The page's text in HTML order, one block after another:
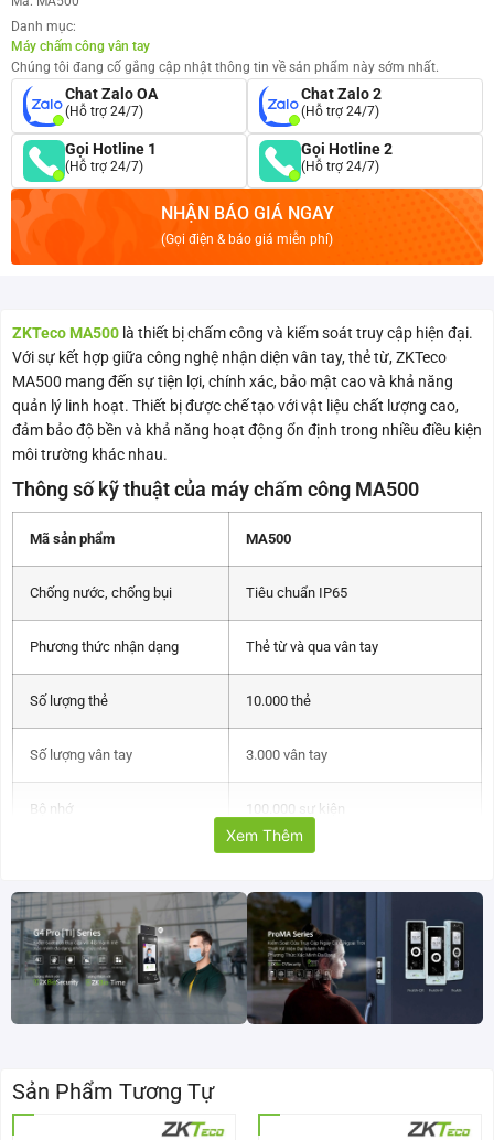
Danh mục:
Máy chấm công vân tay
Chúng tôi đang cố gắng cập nhật thông tin về sản phẩm này sớm nhất.
Chat Zalo OA
(Hỗ trợ 24/7)
Chat Zalo 2
(Hỗ trợ 24/7)
Gọi Hotline 1
(Hỗ trợ 24/7)
Gọi Hotline 2
(Hỗ trợ 24/7)
NHẬN BÁO GIÁ NGAY
(Gọi điện & báo giá miễn phí)
ZKTeco MA500 là thiết bị chấm công và kiểm soát truy cập hiện đại.
Với sự kết hợp giữa công nghệ nhận diện vân tay, thẻ từ, ZKTeco
MA500 mang đến sự tiện lợi, chính xác, bảo mật cao và khả năng
quản lý linh hoạt. Thiết bị được chế tạo với vật liệu chất lượng cao,
đảm bảo độ bền và khả năng hoạt động ổn định trong nhiều điều kiện
môi trường khác nhau.
Thông số kỹ thuật của máy chấm công MA500
Mã sản phẩm MA500
Chống nước, chống bụi Tiêu chuẩn IP65
Phương thức nhận dạng Thẻ từ và qua vân tay
Số lượng thẻ 10.000 thẻ
Số lượng vân tay 3.000 vân tay
Bộ nhớ 100.000 sự kiện
Mỗi lượt chấm công 1 giây
Nhiệt độ hoạt động 0ºC – 45ºC
Độ ẩm 20 – 80 % RH
Nguồn
73 x 148 x 34.5 mm
Xem Thêm
Sản Phẩm Tương Tự